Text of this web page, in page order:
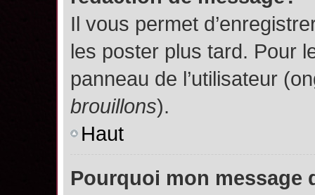
Il vous permet
les poster plus tard. Pour
panneau de l’utilisateur
brouillons).
Haut
Pourquoi mon message